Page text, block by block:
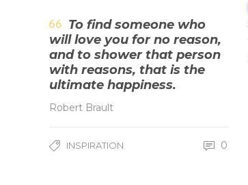
To find someone who
will love you for no reason,
and to shower that person
with reasons, that is the
ultimate happiness.
Robert Brault
INSPIRATION 0